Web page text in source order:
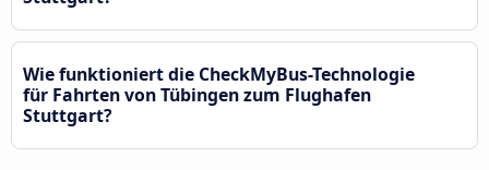
Wie funktioniert die CheckMyBus-Technologie
für Fahrten von Tübingen zum Flughafen
Stuttgart?